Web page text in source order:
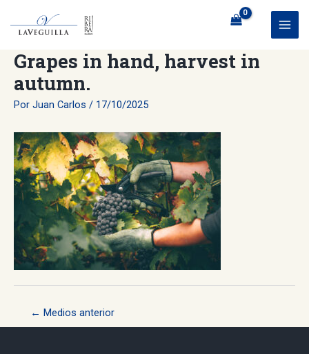
contenido
Grapes in hand, harvest in
autumn.
Por Juan Carlos / 17/10/2025
Navegación
← Medios anterior